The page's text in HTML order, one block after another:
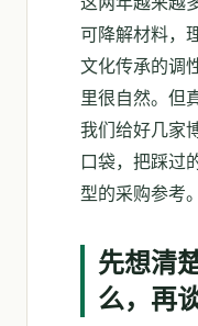
可降解材料，
文化传承的调
里很自然。但
我们给好几家
口袋，把踩过
型的采购参考。
先想清
么，再